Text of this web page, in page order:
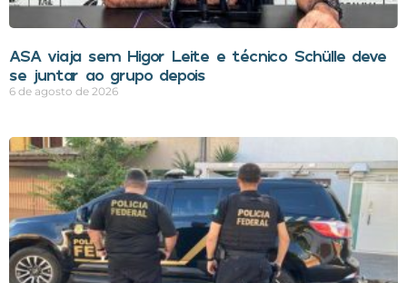
ASA viaja sem Higor Leite e técnico Schülle deve
se juntar ao grupo depois
6 de agosto de 2026